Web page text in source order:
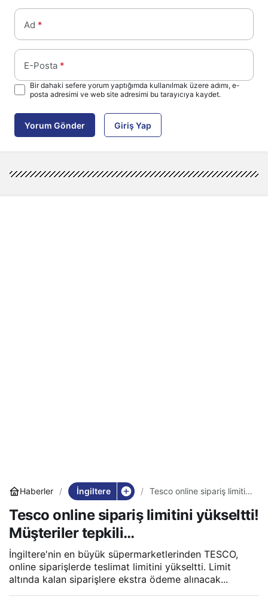
Ad *
E-Posta *
Bir dahaki sefere yorum yaptığımda kullanılmak üzere adımı, e-
posta adresimi ve web site adresimi bu tarayıcıya kaydet.
Yorum Gönder Giriş Yap
Haberler İngiltere
Tesco online sipariş limitini
tepkili…
Tesco online sipariş limitini yükseltti!
Müşteriler tepkili…
İngiltere'nin en büyük süpermarketlerinden TESCO,
online siparişlerde teslimat limitini yükseltti. Limit
altında kalan siparişlere ekstra ödeme alınacak...